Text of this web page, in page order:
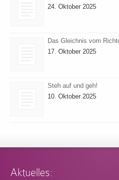
24. Oktober 2025
Das Gleichnis vom
17. Oktober 2025
Steh auf und geh!
10. Oktober 2025
Aktuelles: